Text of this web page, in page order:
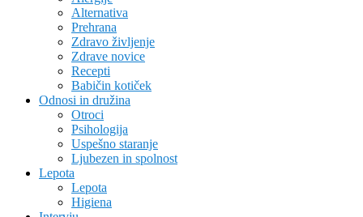
Alternativa
Prehrana
Zdravo življenje
Zdrave novice
Recepti
Babičin kotiček
Odnosi in družina
Otroci
Psihologija
Uspešno staranje
Ljubezen in spolnost
Lepota
Lepota
Higiena